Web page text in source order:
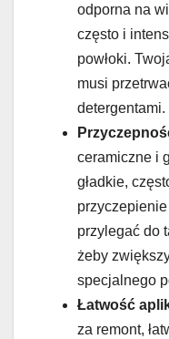
odporna na
często i
powłoki.
musi
detergentami.
ceramiczne i
gładkie,
przylegać do
żeby
specjalnego
Łatwość
za remont,